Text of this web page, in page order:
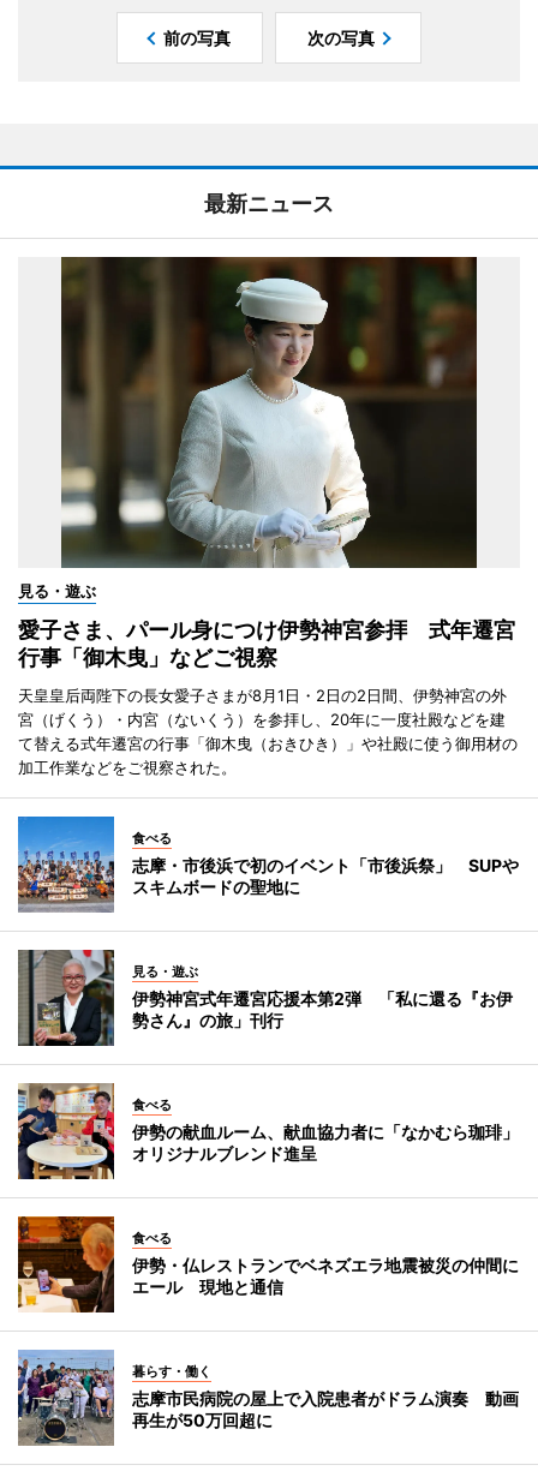
前の写真 次の写真
最新ニュース
見る・遊ぶ
愛子さま、パール身につけ伊勢神宮参拝 式年遷宮
行事「御木曳」などご視察
天皇皇后両陛下の長女愛子さまが8月1日・2日の2日間、伊勢神宮の外
宮（げくう）・内宮（ないくう）を参拝し、20年に一度社殿などを建
て替える式年遷宮の行事「御木曳（おきひき）」や社殿に使う御用材の
加工作業などをご視察された。
食べる
志摩・市後浜で初のイベント「市後浜祭」 SUPや
スキムボードの聖地に
見る・遊ぶ
伊勢神宮式年遷宮応援本第2弾 「私に還る『お伊
勢さん』の旅」刊行
食べる
伊勢の献血ルーム、献血協力者に「なかむら珈琲」
オリジナルブレンド進呈
食べる
伊勢・仏レストランでベネズエラ地震被災の仲間に
エール 現地と通信
暮らす・働く
志摩市民病院の屋上で入院患者がドラム演奏 動画
再生が50万回超に